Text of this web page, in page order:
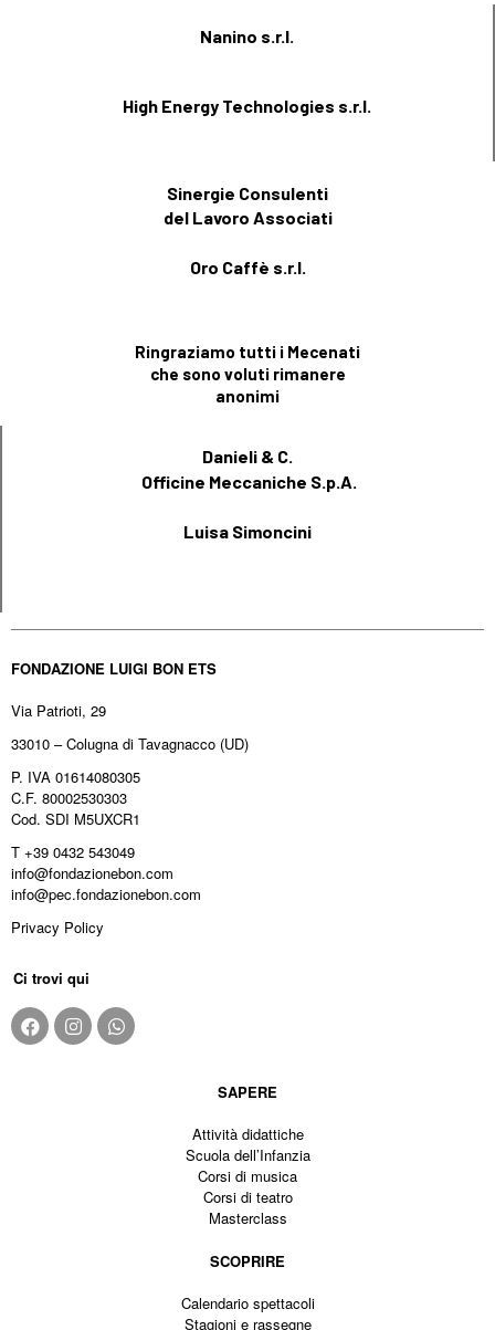
Nanino s.r.l.
High Energy Technologies s.r.l.
Sinergie Consulenti
del Lavoro Associati
Oro Caffè s.r.l.
Ringraziamo tutti i Mecenati
che sono voluti rimanere
anonimi
Danieli & C.
Officine Meccaniche S.p.A.
Luisa Simoncini
FONDAZIONE LUIGI BON ETS
Via Patrioti, 29
33010 – Colugna di Tavagnacco (UD)
P. IVA 01614080305
C.F. 80002530303
Cod. SDI M5UXCR1
T +39 0432 543049
info@fondazionebon.com
info@pec.fondazionebon.com
Privacy Policy
Ci trovi qui
SAPERE
Attività didattiche
Scuola dell’Infanzia
Corsi di musica
Corsi di teatro
Masterclass
SCOPRIRE
Calendario spettacoli
Stagioni e rassegne